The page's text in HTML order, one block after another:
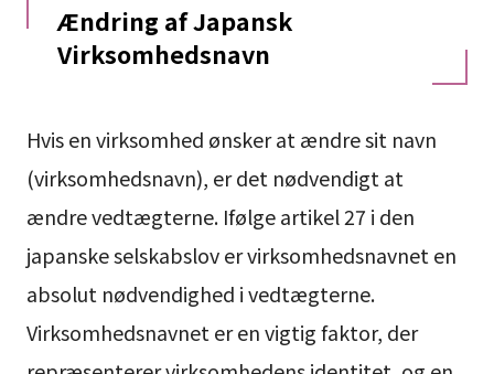
Ændring af Japansk
Virksomhedsnavn
Hvis en virksomhed ønsker at ændre sit navn
(virksomhedsnavn), er det nødvendigt at
ændre vedtægterne. Ifølge artikel 27 i den
japanske selskabslov er virksomhedsnavnet en
absolut nødvendighed i vedtægterne.
Virksomhedsnavnet er en vigtig faktor, der